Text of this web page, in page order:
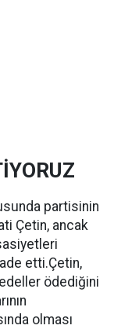
partisinin
Çetin, ancak
etti.Çetin,
ödediğini
olması